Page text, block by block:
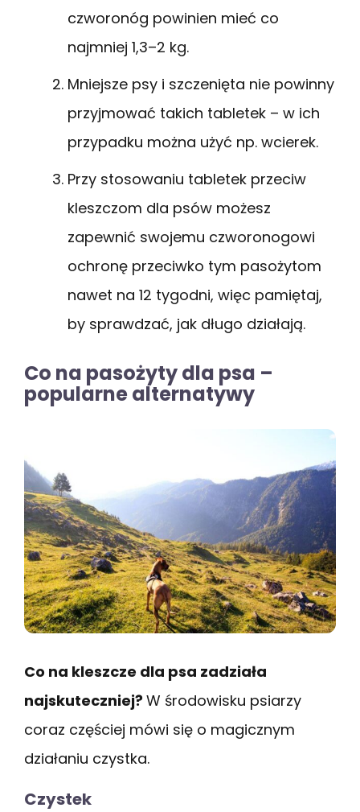
czworonóg powinien mieć co
najmniej 1,3–2 kg.
Mniejsze psy i szczenięta nie powinny
przyjmować takich tabletek – w ich
przypadku można użyć np. wcierek.
Przy stosowaniu tabletek przeciw
kleszczom dla psów możesz
zapewnić swojemu czworonogowi
ochronę przeciwko tym pasożytom
nawet na 12 tygodni, więc pamiętaj,
by sprawdzać, jak długo działają.
Co na pasożyty dla psa –
popularne alternatywy
Co na kleszcze dla psa zadziała
najskuteczniej? W środowisku psiarzy
coraz częściej mówi się o magicznym
działaniu czystka.
Czystek